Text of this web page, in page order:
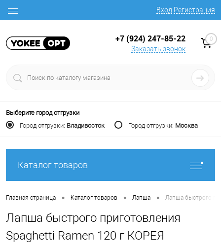
Вход Регистрация
+7 (924) 247-85-22
Заказать звонок
0
Выберите город отгрузки
Город отгрузки: Владивосток Город отгрузки: Москва
Каталог товаров
Главная страница • Каталог товаров • Лапша • Лапша быстрого
Лапша быстрого приготовления
Spaghetti Ramen 120 г КОРЕЯ